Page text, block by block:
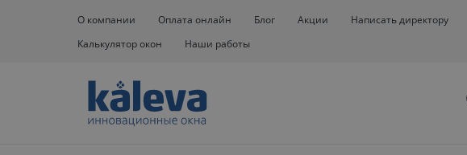
О компании Оплата онлайн Блог Акции Написать директору
Калькулятор окон
Наши работы